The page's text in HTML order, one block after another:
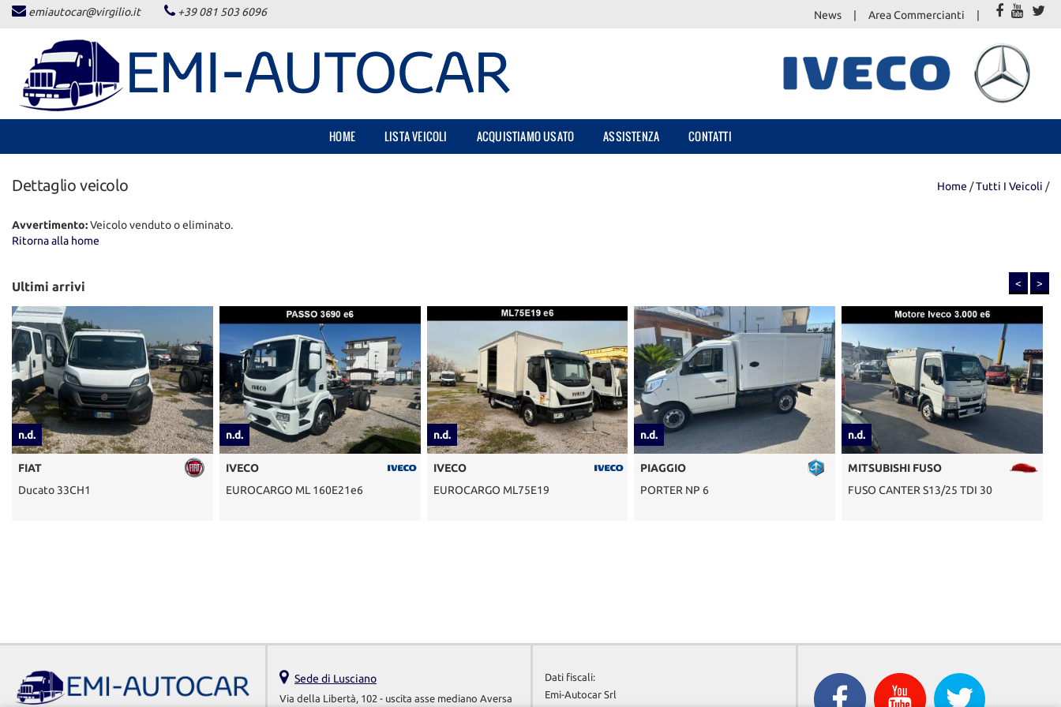
HOME
LISTA VEICOLI
ACQUISTIAMO USATO
emiautocar@virgilio.it +39 081 503 6096 News Area Commercianti
HOME LISTA VEICOLI ACQUISTIAMO USATO ASSISTENZA CONTATTI
Dettaglio veicolo Home /Tutti I Veicoli /
Avvertimento:Veicolo venduto o eliminato.
Ritorna alla home
Ultimi arrivi < >
n.d.
IVECO
EUROCARGO ML 160E21e6
n.d.
IVECO
EUROCARGO ML75E19
n.d.
PIAGGIO
PORTER NP 6
n.d.
MITSUBISHI FUSO
FUSO CANTER S13/25 TDI 30
MITSUBISHI
Sede di Lusciano
Via della Libertà, 102 - uscita asse mediano Aversa
Dati fiscali:
Emi-Autocar Srl